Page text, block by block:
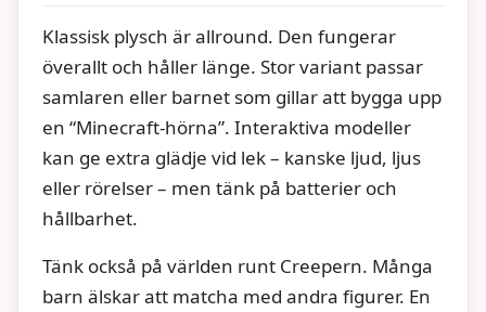
Klassisk plysch är allround. Den fungerar
överallt och håller länge. Stor variant passar
samlaren eller barnet som gillar att bygga upp
en “Minecraft-hörna”. Interaktiva modeller
kan ge extra glädje vid lek – kanske ljud, ljus
eller rörelser – men tänk på batterier och
hållbarhet.
Tänk också på världen runt Creepern. Många
barn älskar att matcha med andra figurer. En